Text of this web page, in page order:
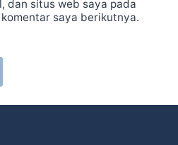
dan situs web saya pada
saya berikutnya.